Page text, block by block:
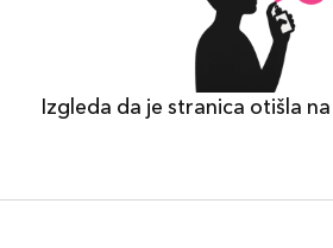
Izgleda da je stranica otišla